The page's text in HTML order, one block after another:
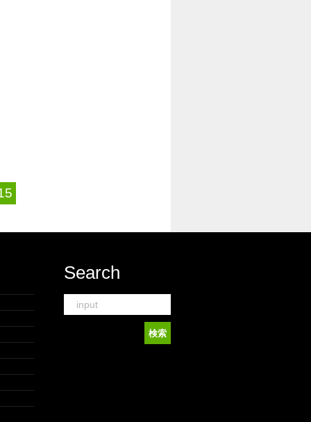
Search